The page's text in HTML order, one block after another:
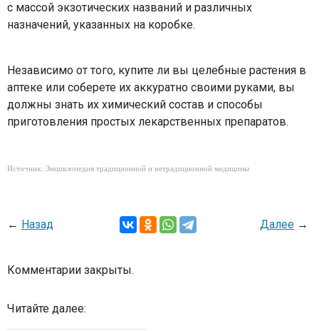
с массой экзотических названий и различных
назначений, указанных на коробке.
Независимо от того, купите ли вы целебные растения в
аптеке или соберете их аккуратно своими руками, вы
должны знать их химический состав и способы
приготовления простых лекарственных препаратов.
Источник: Энциклопедия традиционной и нетрадиционной медицины
← Назад Далее →
Комментарии закрыты.
Читайте далее: